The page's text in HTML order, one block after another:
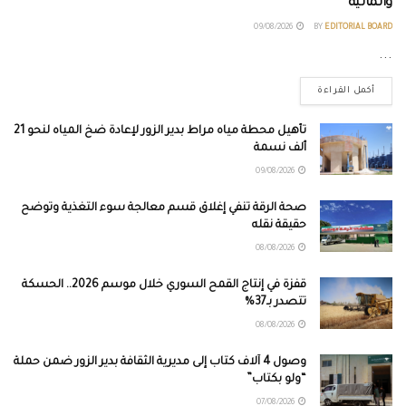
والمالية
BY EDITORIAL BOARD
...
أكمل القراءة
تأهيل محطة مياه مراط بدير الزور لإعادة ضخ المياه لنحو 21
ألف نسمة
صحة الرقة تنفي إغلاق قسم معالجة سوء التغذية وتوضح
حقيقة نقله
قفزة في إنتاج القمح السوري خلال موسم 2026.. الحسكة
تتصدر بـ37%
وصول 4 آلاف كتاب إلى مديرية الثقافة بدير الزور ضمن حملة
“ولو بكتاب”